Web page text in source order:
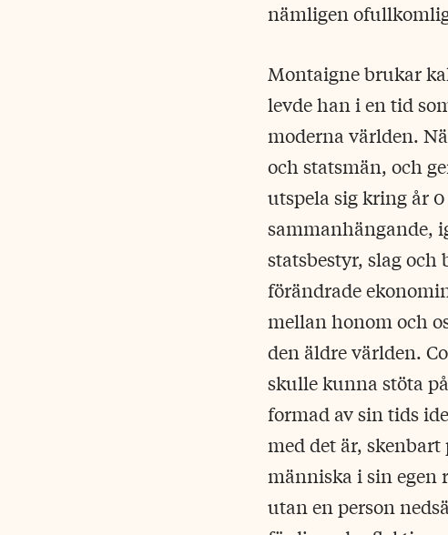
nämligen
Montaigne brukar
levde han i en tid
moderna världen.
och statsmän, och
utspela sig kring år
sammanhängande,
statsbestyr, slag
förändrade
mellan honom och
den äldre världen.
skulle kunna stöta
formad av sin tids
med det är,
människa i sin egen
utan en person